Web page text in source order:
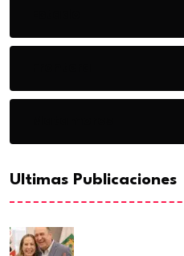
Ultimas Publicaciones